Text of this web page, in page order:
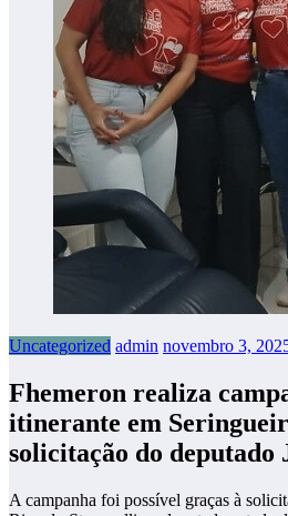
Uncategorized admin novembro 3,
Fhemeron realiza
itinerante em
solicitação do deputado
A campanha foi possível graças à